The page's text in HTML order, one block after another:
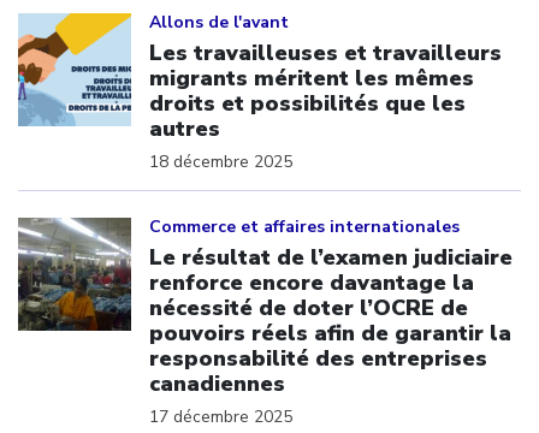
Allons de l'avant
Les travailleuses et travailleurs
migrants méritent les mêmes
droits et possibilités que les
autres
18 décembre 2025
Commerce et affaires internationales
Le résultat de l’examen judiciaire
renforce encore davantage la
nécessité de doter l’OCRE de
pouvoirs réels afin de garantir la
responsabilité des entreprises
canadiennes
17 décembre 2025